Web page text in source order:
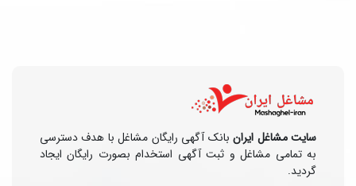
سایت مشاغل ایرانبانک آگهی رایگان مشاغل با هدف دسترسی
به تمامی مشاغل و ثبت آگهی استخدام بصورت رایگان ایجاد
گردید.